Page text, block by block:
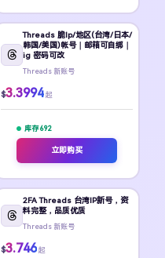
Threads 脆Ip/地区(台湾/日本/
韩国/美国)帐号｜邮箱可自绑｜
ig 密码可改
Threads 新账号
$3.3994 起
库存 692
立即购买
2FA Threads 台湾IP新号，资
料完整，品质优质
Threads 新账号
$3.746 起